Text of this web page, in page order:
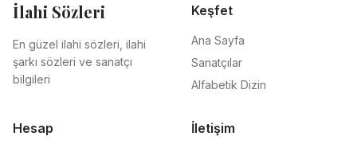
İlahi Sözleri
En güzel ilahi sözleri, ilahi
şarkı sözleri ve sanatçı
bilgileri
Keşfet
Ana Sayfa
Sanatçılar
Alfabetik Dizin
Hesap İletişim